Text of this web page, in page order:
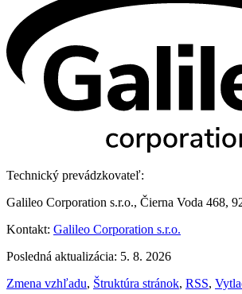
Technický prevádzkovateľ:
Galileo Corporation s.r.o., Čierna Voda 468,
Kontakt: Galileo Corporation s.r.o.
Posledná aktualizácia: 5. 8. 2026
Zmena vzhľadu, Štruktúra stránok, RSS,